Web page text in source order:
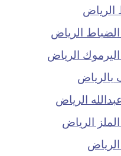
الرياض
الرياض
الرياض
الرياض